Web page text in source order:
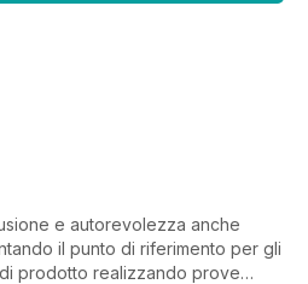
e autorevolezza anche
il punto di riferimento per gli
prodotto realizzando prove